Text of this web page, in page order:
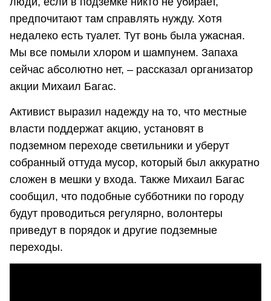
предпочитают там справлять нужду. Хотя
недалеко есть туалет. Тут вонь была ужасная.
Мы все помыли хлором и шампунем. Запаха
сейчас абсолютно нет, – рассказал организатор
акции Михаил Багас.
Активист выразил надежду на то, что местные
власти поддержат акцию, установят в
подземном переходе светильники и уберут
собранный оттуда мусор, который был аккуратно
сложен в мешки у входа. Также Михаил Багас
сообщил, что подобные субботники по городу
будут проводиться регулярно, волонтеры
приведут в порядок и другие подземные
переходы.